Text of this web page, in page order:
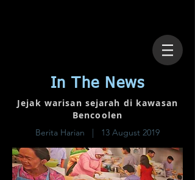
In The News
Jejak warisan sejarah di kawasan
Bencoolen
Berita Harian | 13 August 2019